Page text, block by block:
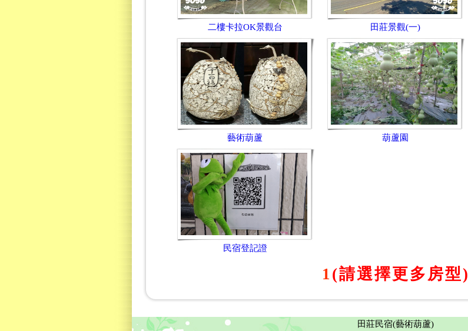
二樓卡拉OK景觀台 田莊景觀(一)
藝術葫蘆 葫蘆園
民宿登記證
1(請選擇更多房型)
田莊民宿(藝術葫蘆)